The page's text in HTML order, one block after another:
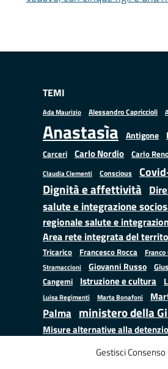
Gestisci Consenso
TEMI
Ada Maurizio Alessandro Capriccioli
Anastasìa Antigone
Carceri Carlo Nordio Carlo
Claudia Clementi Conscious
Dignità e affettività
salute e integrazione
regionale salute e
Area rete integrata del
Tricarico
Francesco Rocca Franco
Stramaccioni
Giovanni Russo
Cangemi
Istruzione e cultura
Luisa Regimenti Marta Bonafoni
Palma ministero della
Misure alternative alla
Samuele Ciambriello